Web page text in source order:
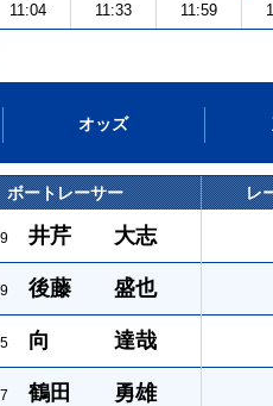
11:04 11:33 11:59
オッズ
ボートレーサー レ
井芹 大志
後藤 盛也
向 達哉
鶴田 勇雄